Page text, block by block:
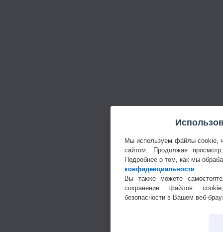
Мы используем файлы cookie,
сайтом. Продолжая
Подробнее о том, как мы
конфиденциальности
Вы также можете
сохранение файлов
безопасности в Вашем веб-